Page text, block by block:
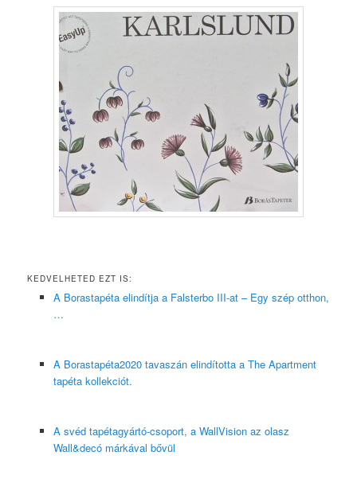
KEDVELHETED EZT IS:
A Borastapéta elindítja a Falsterbo III-at – Egy szép otthon,
…
A Borastapéta2020 tavaszán elindította a The Apartment
tapéta kollekciót.
A svéd tapétagyártó-csoport, a WallVision az olasz
Wall&decó márkával bővül